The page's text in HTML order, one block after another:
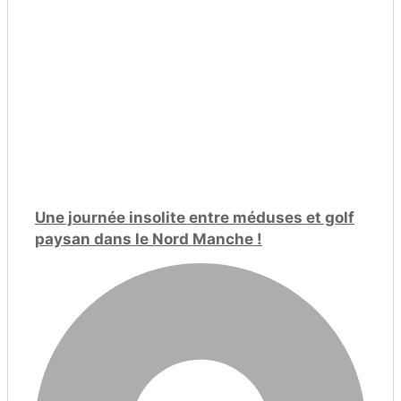
Une journée insolite entre méduses et golf
paysan dans le Nord Manche !